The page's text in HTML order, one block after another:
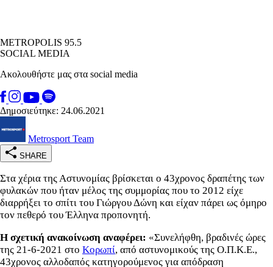
METROPOLIS 95.5
SOCIAL MEDIA
Ακολουθήστε μας στα social media
Δημοσιεύτηκε: 24.06.2021
Metrosport Team
SHARE
Στα χέρια της Αστυνομίας βρίσκεται ο 43χρονος δραπέτης των
φυλακών που ήταν μέλος της συμμορίας που το 2012 είχε
διαρρήξει το σπίτι του Γιώργου Δώνη και είχαν πάρει ως όμηρο
τον πεθερό του Έλληνα προπονητή.
Η σχετική ανακοίνωση αναφέρει: «Συνελήφθη, βραδινές ώρες
της 21-6-2021 στο Κορωπί, από αστυνομικούς της Ο.Π.Κ.Ε.,
43χρονος αλλοδαπός κατηγορούμενος για απόδραση